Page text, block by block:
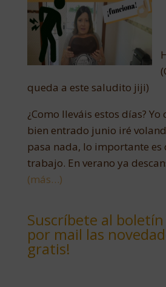
queda a este saludito jiji)
¿Como lleváis estos días?
bien entrado junio iré
pasa nada, lo importante es
trabajo. En verano ya
(más…)
Suscríbete al
por mail las
gratis!